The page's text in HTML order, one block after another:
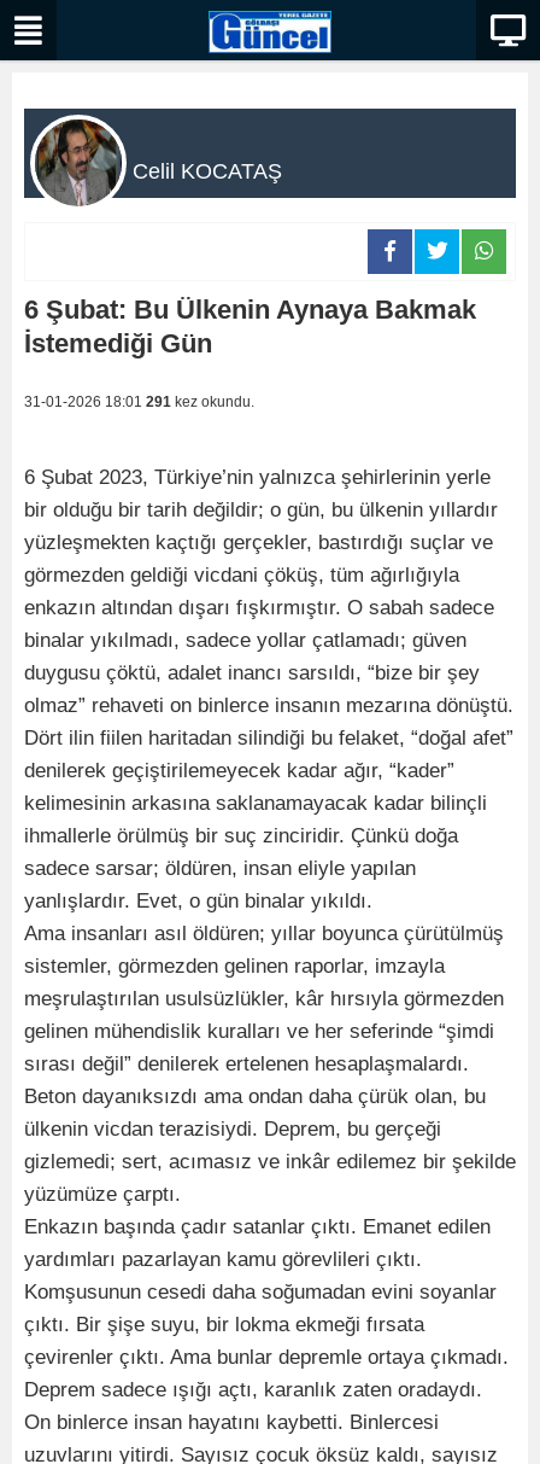
Celil KOCATAŞ
6 Şubat: Bu Ülkenin Aynaya Bakmak
İstemediği Gün
31-01-2026 18:01 291 kez okundu.
6 Şubat 2023, Türkiye’nin yalnızca şehirlerinin yerle
bir olduğu bir tarih değildir; o gün, bu ülkenin yıllardır
yüzleşmekten kaçtığı gerçekler, bastırdığı suçlar ve
görmezden geldiği vicdani çöküş, tüm ağırlığıyla
enkazın altından dışarı fışkırmıştır. O sabah sadece
binalar yıkılmadı, sadece yollar çatlamadı; güven
duygusu çöktü, adalet inancı sarsıldı, “bize bir şey
olmaz” rehaveti on binlerce insanın mezarına dönüştü.
Dört ilin fiilen haritadan silindiği bu felaket, “doğal afet”
denilerek geçiştirilemeyecek kadar ağır, “kader”
kelimesinin arkasına saklanamayacak kadar bilinçli
ihmallerle örülmüş bir suç zinciridir. Çünkü doğa
sadece sarsar; öldüren, insan eliyle yapılan
yanlışlardır. Evet, o gün binalar yıkıldı.
Ama insanları asıl öldüren; yıllar boyunca çürütülmüş
sistemler, görmezden gelinen raporlar, imzayla
meşrulaştırılan usulsüzlükler, kâr hırsıyla görmezden
gelinen mühendislik kuralları ve her seferinde “şimdi
sırası değil” denilerek ertelenen hesaplaşmalardı.
Beton dayanıksızdı ama ondan daha çürük olan, bu
ülkenin vicdan terazisiydi. Deprem, bu gerçeği
gizlemedi; sert, acımasız ve inkâr edilemez bir şekilde
yüzümüze çarptı.
Enkazın başında çadır satanlar çıktı. Emanet edilen
yardımları pazarlayan kamu görevlileri çıktı.
Komşusunun cesedi daha soğumadan evini soyanlar
çıktı. Bir şişe suyu, bir lokma ekmeği fırsata
çevirenler çıktı. Ama bunlar depremle ortaya çıkmadı.
Deprem sadece ışığı açtı, karanlık zaten oradaydı.
On binlerce insan hayatını kaybetti. Binlercesi
uzuvlarını yitirdi. Sayısız çocuk öksüz kaldı, sayısız